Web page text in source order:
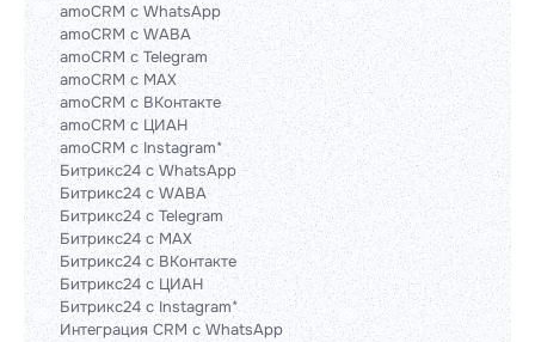
amoCRM с WhatsApp
amoCRM с WABA
amoCRM с Telegram
amoCRM с MAX
amoCRM с ВКонтакте
amoCRM с ЦИАН
amoCRM с Instagram*
Битрикс24 с WhatsApp
Битрикс24 с WABA
Битрикс24 с Telegram
Битрикс24 с MAX
Битрикс24 с ВКонтакте
Битрикс24 с ЦИАН
Битрикс24 с Instagram*
Интеграция CRM с WhatsApp